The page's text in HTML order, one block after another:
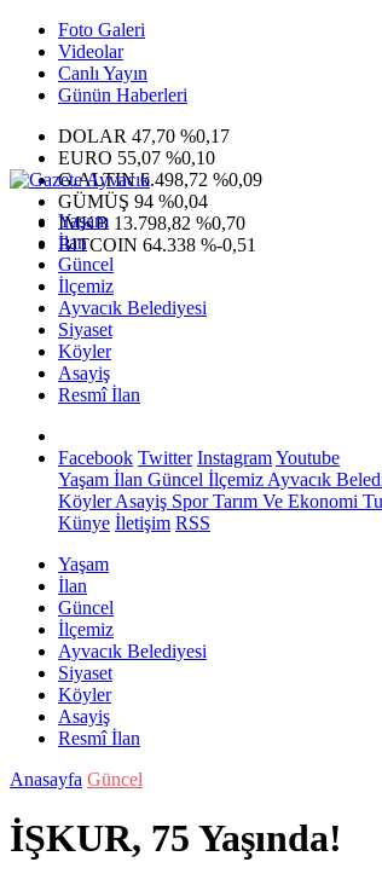
Foto Galeri
Videolar
Canlı Yayın
Günün Haberleri
DOLAR 47,70 %0,17
EURO 55,07 %0,10
G.ALTIN6.498,72 %0,09
GÜMÜŞ 94 %0,04
IMKB 13.798,82 %0,70
BITCOIN 64.338 %-0,51
Yaşam
İlan
Güncel
İlçemiz
Ayvacık Belediyesi
Siyaset
Köyler
Asayiş
Resmî İlan
Facebook Twitter InstagramYoutube
Yaşam İlan Güncel İlçemiz Ayvacık
KöylerAsayiş SporTarım Ve Ekonomi
Künye İletişim RSS
Yaşam
İlan
Güncel
İlçemiz
Ayvacık Belediyesi
Siyaset
Köyler
Asayiş
Resmî İlan
Anasayfa Güncel
İŞKUR, 75 Yaşında!